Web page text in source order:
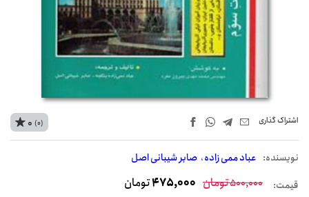
اشتراک‌ گذاری
نويسنده: عباد ممی زاده صابر شیبانی اصل
0 (0)
قیمت: 500,000تومان 475,000تومان